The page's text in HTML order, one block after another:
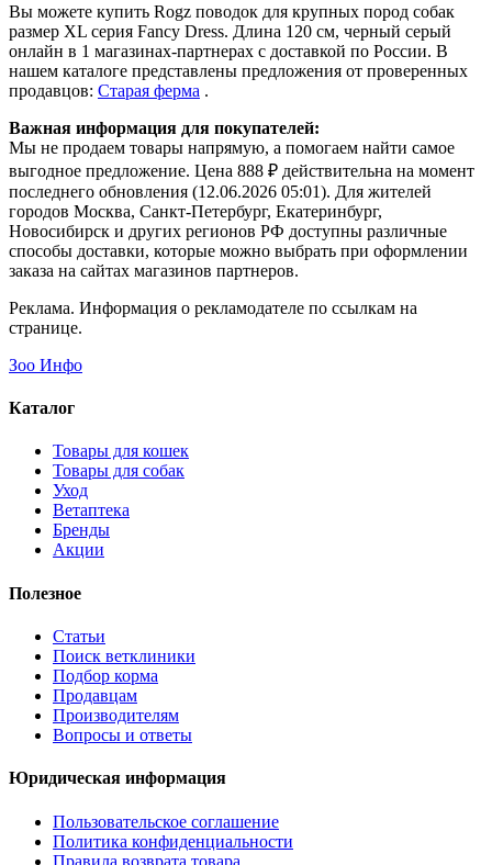
Вы можете купить Rogz поводок для крупных пород собак
размер XL серия Fancy Dress. Длина 120 см, черный серый
онлайн в 1 магазинах-партнерах с доставкой по России. В
нашем каталоге представлены предложения от проверенных
продавцов: Старая ферма .
Важная информация для покупателей:
Мы не продаем товары напрямую, а помогаем найти самое
выгодное предложение. Цена 888 ₽ действительна на момент
последнего обновления (12.06.2026 05:01). Для жителей
городов Москва, Санкт-Петербург, Екатеринбург,
Новосибирск и других регионов РФ доступны различные
способы доставки, которые можно выбрать при оформлении
заказа на сайтах магазинов партнеров.
Реклама. Информация о рекламодателе по ссылкам на
странице.
Зоо Инфо
Каталог
Товары для кошек
Товары для собак
Уход
Ветаптека
Бренды
Акции
Полезное
Статьи
Поиск ветклиники
Подбор корма
Продавцам
Производителям
Вопросы и ответы
Юридическая информация
Пользовательское соглашение
Политика конфиденциальности
Правила возврата товара